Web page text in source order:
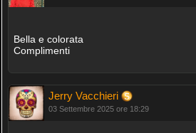
Bella e colorata
Complimenti
Jerry Vacchieri
03 Settembre 2025 ore 18:29